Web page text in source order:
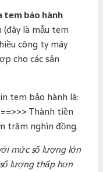
bảo hành
(đây là mẫu tem
công ty máy
cho các sản
tem bảo hành là:
Thành tiền
trăm nghìn đồng.
mức số lượng lớn
lượng thấp hơn